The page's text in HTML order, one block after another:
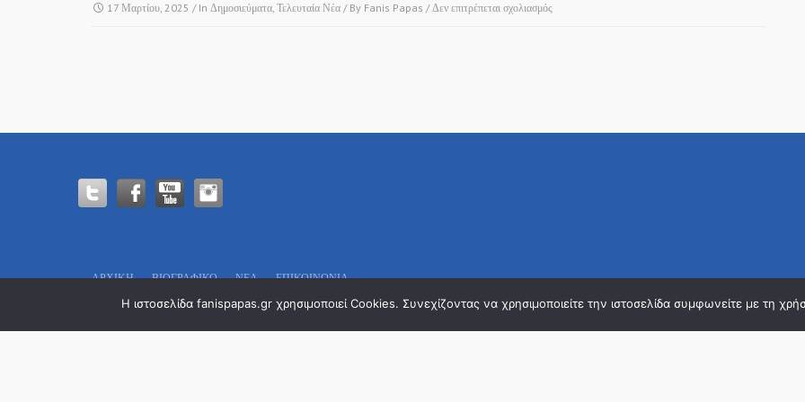
17 Μαρτίου, 2025 / In Δημοσιεύματα, Τελευταία Νέα / By Fanis Papas /Δεν επιτρέπεται σχολιασμόςστο
ΑΡΧΙΚΗ ΒΙΟΓΡΑΦΙΚΌ ΝΕΑ ΕΠΙΚΟΙΝΩΝΊΑ.
Πολιτικό Γραφείο:
Τ.Κ. 546 29 – Θεσσαλονίκη
Η ιστοσελίδα fanispapas.gr χρησιμοποιεί Cookies. Συνεχίζοντας να χρησιμοποιείτε την ιστοσελίδα συμφωνείτε με τη